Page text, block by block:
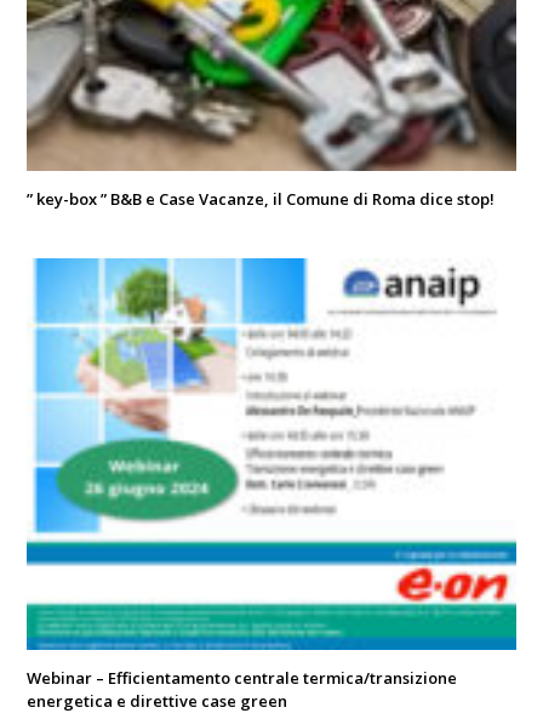
” key-box ” B&B e Case Vacanze, il Comune di Roma dice stop!
Webinar – Efficientamento centrale termica/transizione
energetica e direttive case green